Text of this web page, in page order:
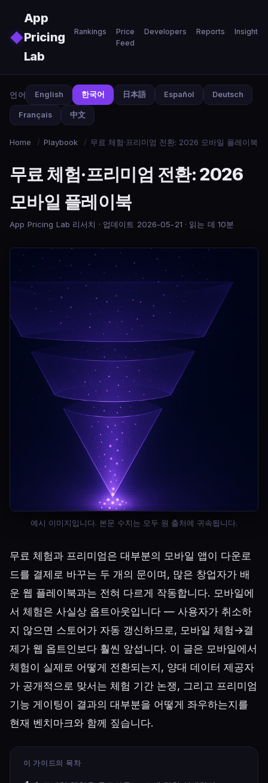
◆
App
Pricing
Lab
Rankings
Price
Feed
Developers Reports Insights
언어 English 한국어 日本語 Español Deutsch
Français 中文
Home / Playbook / 무료 체험·프리미엄 전환: 2026 모바일 플레이북
무료 체험·프리미엄 전환: 2026
모바일 플레이북
App Pricing Lab 리서치 · 업데이트 2026-05-21 · 읽는 데 10분
예시 이미지입니다. 본문 수치는 모두 원 출처에 귀속됩니다.
무료 체험과 프리미엄은 대부분의 모바일 앱이 다운로
드를 결제로 바꾸는 두 개의 문이며, 많은 창업자가 배
운 웹 플레이북과는 전혀 다르게 작동합니다. 모바일에
서 체험은 사실상 옵트아웃입니다 — 사용자가 취소하
지 않으면 스토어가 자동 갱신하므로, 모바일 체험→결
제가 웹 옵트인보다 훨씬 앞섭니다. 이 글은 모바일에서
체험이 실제로 어떻게 전환되는지, 양대 데이터 제공자
가 공개적으로 맞서는 체험 기간 논쟁, 그리고 프리미엄
기능 게이팅이 결과의 대부분을 어떻게 좌우하는지를
현재 벤치마크와 함께 짚습니다.
이 가이드의 목차